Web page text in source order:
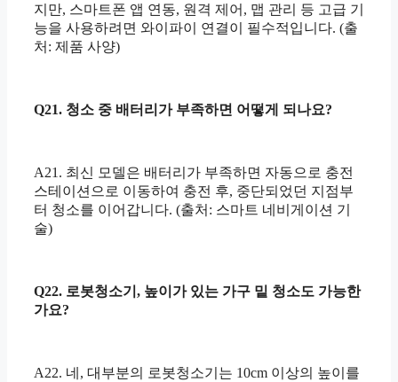
지만, 스마트폰 앱 연동, 원격 제어, 맵 관리 등 고급 기
능을 사용하려면 와이파이 연결이 필수적입니다. (출
처: 제품 사양)
Q21. 청소 중 배터리가 부족하면 어떻게 되나요?
A21. 최신 모델은 배터리가 부족하면 자동으로 충전
스테이션으로 이동하여 충전 후, 중단되었던 지점부
터 청소를 이어갑니다. (출처: 스마트 네비게이션 기
술)
Q22. 로봇청소기, 높이가 있는 가구 밑 청소도 가능한
가요?
A22. 네, 대부분의 로봇청소기는 10cm 이상의 높이를